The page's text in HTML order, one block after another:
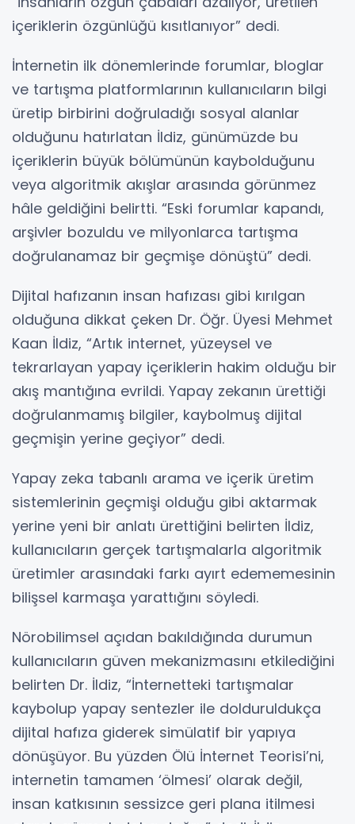
içeriklerin özgünlüğü kısıtlanıyor” dedi.
İnternetin ilk dönemlerinde forumlar, bloglar
ve tartışma platformlarının kullanıcıların bilgi
üretip birbirini doğruladığı sosyal alanlar
olduğunu hatırlatan İldiz, günümüzde bu
içeriklerin büyük bölümünün kaybolduğunu
veya algoritmik akışlar arasında görünmez
hâle geldiğini belirtti. “Eski forumlar kapandı,
arşivler bozuldu ve milyonlarca tartışma
doğrulanamaz bir geçmişe dönüştü” dedi.
Dijital hafızanın insan hafızası gibi kırılgan
olduğuna dikkat çeken Dr. Öğr. Üyesi Mehmet
Kaan İldiz, “Artık internet, yüzeysel ve
tekrarlayan yapay içeriklerin hakim olduğu bir
akış mantığına evrildi. Yapay zekanın ürettiği
doğrulanmamış bilgiler, kaybolmuş dijital
geçmişin yerine geçiyor” dedi.
Yapay zeka tabanlı arama ve içerik üretim
sistemlerinin geçmişi olduğu gibi aktarmak
yerine yeni bir anlatı ürettiğini belirten İldiz,
kullanıcıların gerçek tartışmalarla algoritmik
üretimler arasındaki farkı ayırt edememesinin
bilişsel karmaşa yarattığını söyledi.
Nörobilimsel açıdan bakıldığında durumun
kullanıcıların güven mekanizmasını etkilediğini
belirten Dr. İldiz, “İnternetteki tartışmalar
kaybolup yapay sentezler ile dolduruldukça
dijital hafıza giderek simülatif bir yapıya
dönüşüyor. Bu yüzden Ölü İnternet Teorisi’ni,
internetin tamamen ‘ölmesi’ olarak değil,
insan katkısının sessizce geri plana itilmesi